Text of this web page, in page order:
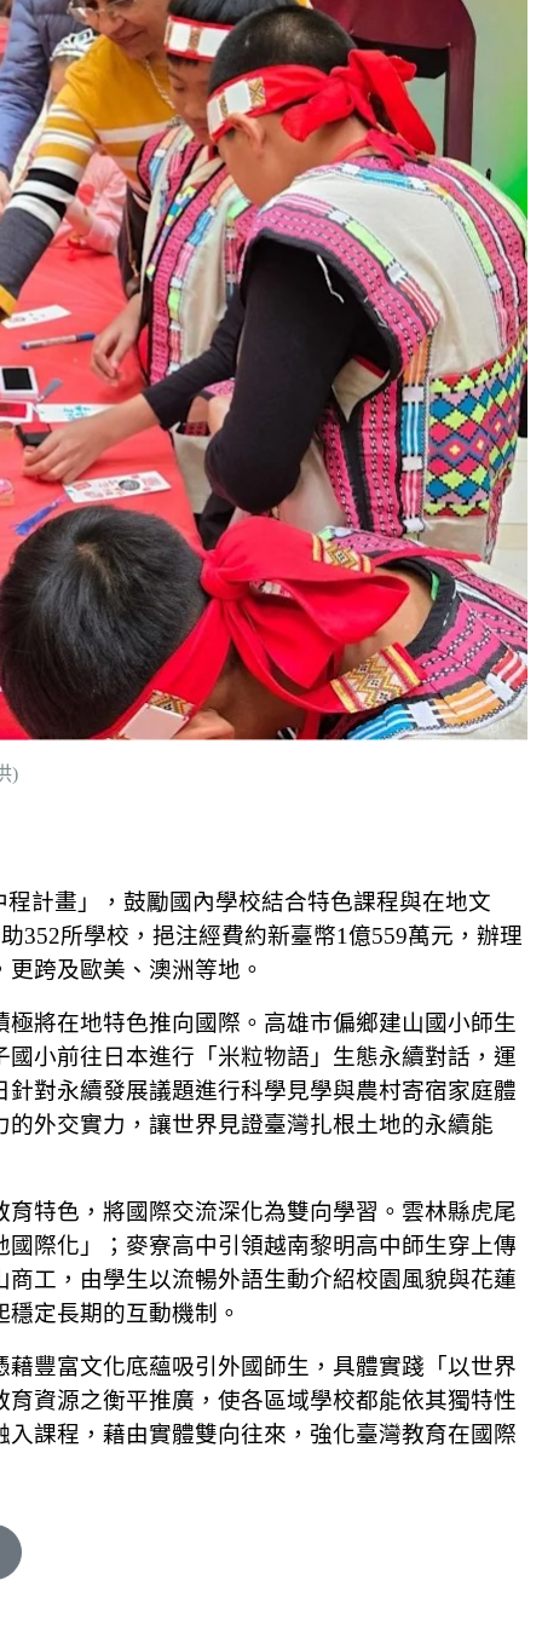
)
計畫」，鼓勵國內學校結合特色課程與在地文
352所學校，挹注經費約新臺幣1億559萬元，辦理
跨及歐美、澳洲等地。
將在地特色推向國際。高雄市偏鄉建山國小師生
小前往日本進行「米粒物語」生態永續對話，運
對永續發展議題進行科學見學與農村寄宿家庭體
外交實力，讓世界見證臺灣扎根土地的永續能
特色，將國際交流深化為雙向學習。雲林縣虎尾
際化」；麥寮高中引領越南黎明高中師生穿上傳
工，由學生以流暢外語生動介紹校園風貌與花蓮
定長期的互動機制。
豐富文化底蘊吸引外國師生，具體實踐「以世界
資源之衡平推廣，使各區域學校都能依其獨特性
課程，藉由實體雙向往來，強化臺灣教育在國際